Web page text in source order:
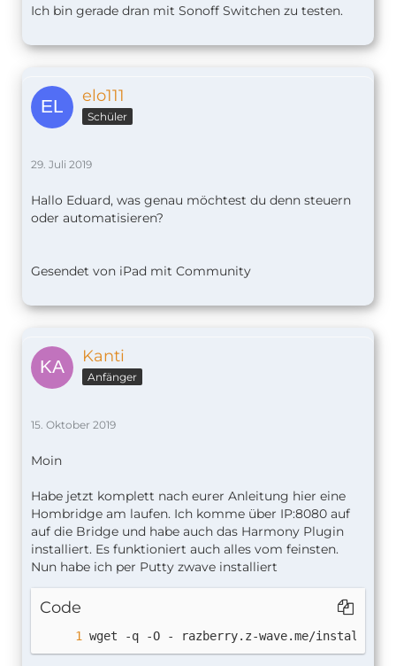
Ich bin gerade dran mit Sonoff Switchen zu testen.
elo111
Schüler
29. Juli 2019
Hallo Eduard, was genau möchtest du denn steuern
oder automatisieren?
Gesendet von iPad mit Community
Kanti
Anfänger
15. Oktober 2019
Moin
Habe jetzt komplett nach eurer Anleitung hier eine
Hombridge am laufen. Ich komme über IP:8080 auf
auf die Bridge und habe auch das Harmony Plugin
installiert. Es funktioniert auch alles vom feinsten.
Nun habe ich per Putty zwave installiert
Code
wget -q -O - razberry.z-wave.me/install |